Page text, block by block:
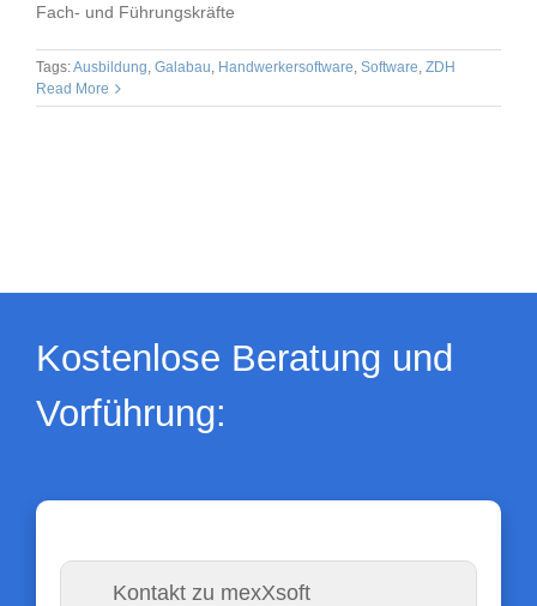
Fach- und Führungskräfte
Tags:Ausbildung Galabau Handwerkersoftware Software ZDH
Read More
Kostenlose Beratung und
Vorführung:
Kontakt zu mexXsoft